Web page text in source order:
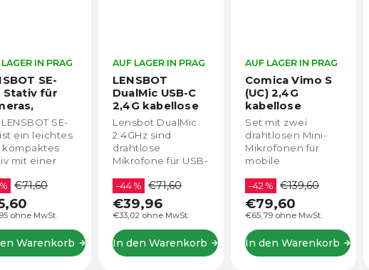
USB-C
kabellose
LAGER IN PRAG
ohne MwSt.
% €71,60
Warenkorb
DualMic
sind
für USB-
für
für
mit
neuesten
Comica Vimo S
(UC) 2,4G
kabellose
Ansteckmikrofone
für
Smartphones
und Tablets
USB-C (černá)
AUF LAGER IN PRAG
€65,79 ohne MwSt.
–42 % €139,60
€79,60
In den Warenkorb
Set mit zwei
drahtlosen Mini-
Mikrofonen für
mobile
und mobile
Regisseure,
drahtlose
Aufnahme von
Interviews,
Comica Vimo S
(MI) 2,4G
kabellose
Ansteckmikrofone
für iPhone und
iPadVarianta
pro Apple
černá barva
AUF LAGER IN PRAG
€79,01 ohne MwSt.
–31 % €139,60
€95,60
In den Warenkorb
Ein Set aus zwei
drahtlosen Mini-
Mikrofonen für
Smartphone-
Mikrofone für die
Aufnahme von
Interviews und
führenden
Hersteller von